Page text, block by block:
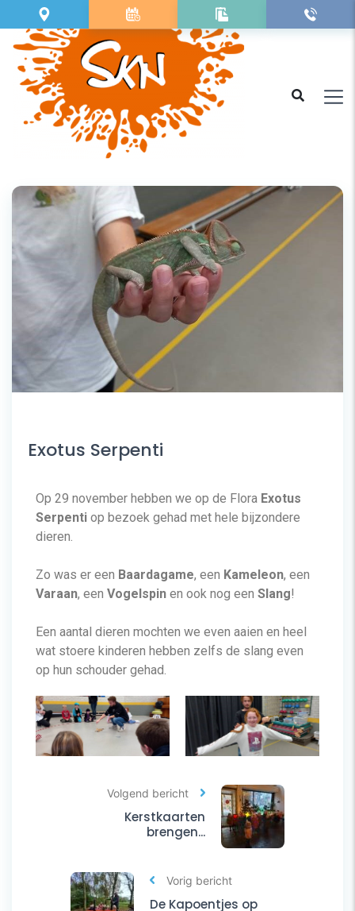
Exotus Serpenti
Op 29 november hebben we op de Flora Exotus
Serpenti op bezoek gehad met hele bijzondere
dieren.
Zo was er een Baardagame, een Kameleon, een
Varaan, een Vogelspin en ook nog een Slang!
Een aantal dieren mochten we even aaien en heel
wat stoere kinderen hebben zelfs de slang even
op hun schouder gehad.
Vorig bericht
De Kapoentjes op
Volgend bericht
Kerstkaarten
brengen...